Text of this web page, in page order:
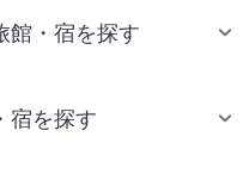
館・宿を探す
宿を探す